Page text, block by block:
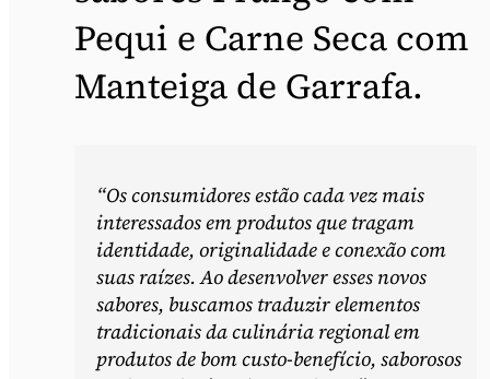
Pequi e Carne Seca com
Manteiga de Garrafa.
“Os consumidores estão cada vez mais
interessados em produtos que tragam
identidade, originalidade e conexão com
suas raízes. Ao desenvolver esses novos
sabores, buscamos traduzir elementos
tradicionais da culinária regional em
produtos de bom custo-benefício, saborosos